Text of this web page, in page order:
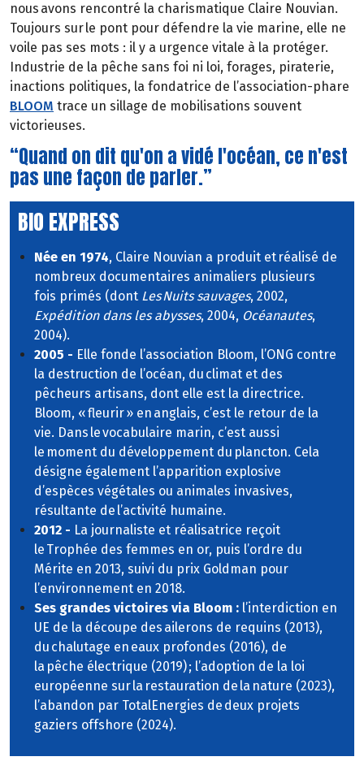
nous avons rencontré la charismatique Claire Nouvian.
Toujours sur le pont pour défendre la vie marine, elle ne
voile pas ses mots : il y a urgence vitale à la protéger.
Industrie de la pêche sans foi ni loi, forages, piraterie,
inactions politiques, la fondatrice de l’association-phare
BLOOM trace un sillage de mobilisations souvent
victorieuses.
“Quand on dit qu'on a vidé l'océan, ce n'est
pas une façon de parler.”
BIO EXPRESS
Née en 1974, Claire Nouvian a produit et réalisé de
nombreux documentaires animaliers plusieurs
fois primés (dont Les Nuits sauvages, 2002,
Expédition dans les abysses, 2004, Océanautes,
2004).
2005 - Elle fonde l’association Bloom, l’ONG contre
la destruction de l’océan, du climat et des
pêcheurs artisans, dont elle est la directrice.
Bloom, « fleurir » en anglais, c’est le retour de la
vie. Dans le vocabulaire marin, c’est aussi
le moment du développement du plancton. Cela
désigne également l’apparition explosive
d’espèces végétales ou animales invasives,
résultante de l’activité humaine.
2012 - La journaliste et réalisatrice reçoit
le Trophée des femmes en or, puis l’ordre du
Mérite en 2013, suivi du prix Goldman pour
l’environnement en 2018.
Ses grandes victoires via Bloom : l’interdiction en
UE de la découpe des ailerons de requins (2013),
du chalutage en eaux profondes (2016), de
la pêche électrique (2019) ; l’adoption de la loi
européenne sur la restauration de la nature (2023),
l’abandon par TotalEnergies de deux projets
gaziers offshore (2024).